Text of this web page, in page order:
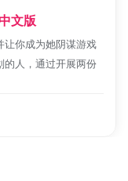
文版
让你成为她阴谋游戏
的人，通过开展两份